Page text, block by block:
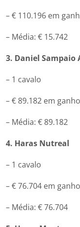
– € 110.196 em
– Média: € 15.742
3. Daniel Sampaio
– 1 cavalo
– € 89.182 em
– Média: € 89.182
4. Haras Nutreal
– 1 cavalo
– € 76.704 em
– Média: € 76.704